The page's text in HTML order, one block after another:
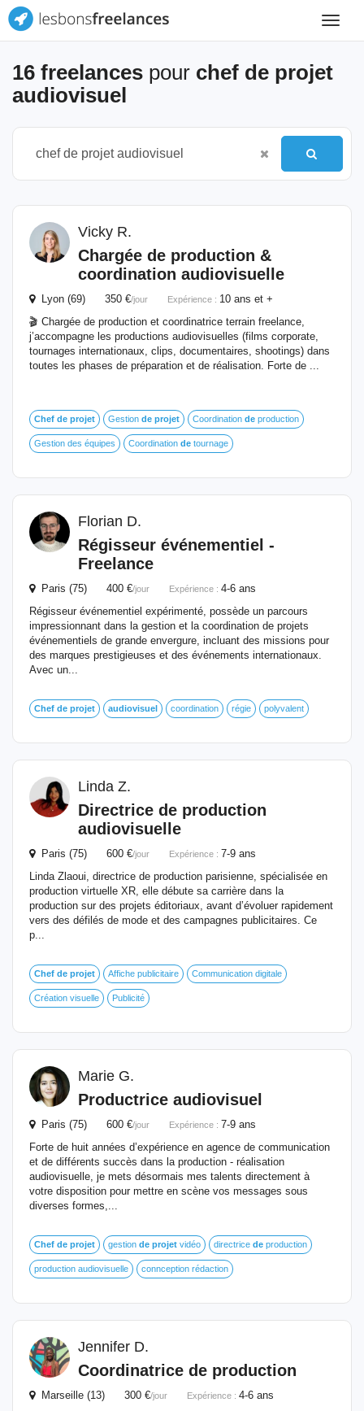
Toggle
16 freelances pour chef de projet
audiovisuel
Vicky R.
Chargée de production &
coordination audiovisuelle
Lyon (69) 350 €/jour Expérience : 10 ans et +
🎬 Chargée de production et coordinatrice terrain freelance,
j’accompagne les productions audiovisuelles (films corporate,
tournages internationaux, clips, documentaires, shootings) dans
toutes les phases de préparation et de réalisation. Forte de ...
Chef de projet Gestion de projet Coordination de production
Gestion des équipes Coordination de tournage
Florian D.
Régisseur événementiel -
Freelance
Paris (75) 400 €/jour Expérience : 4-6 ans
Régisseur événementiel expérimenté, possède un parcours
impressionnant dans la gestion et la coordination de projets
événementiels de grande envergure, incluant des missions pour
des marques prestigieuses et des événements internationaux.
Avec un...
Chef de projet audiovisuel coordination régie polyvalent
Linda Z.
Directrice de production
audiovisuelle
Paris (75) 600 €/jour Expérience : 7-9 ans
Linda Zlaoui, directrice de production parisienne, spécialisée en
production virtuelle XR, elle débute sa carrière dans la
production sur des projets éditoriaux, avant d’évoluer rapidement
vers des défilés de mode et des campagnes publicitaires. Ce
p...
Chef de projet Affiche publicitaire Communication digitale
Création visuelle Publicité
Marie G.
Productrice audiovisuel
Paris (75) 600 €/jour Expérience : 7-9 ans
Forte de huit années d’expérience en agence de communication
et de différents succès dans la production - réalisation
audiovisuelle, je mets désormais mes talents directement à
votre disposition pour mettre en scène vos messages sous
diverses formes,...
Chef de projet gestion de projet vidéo directrice de production
production audiovisuelle connception rédaction
Jennifer D.
Coordinatrice de production
Marseille (13) 300 €/jour Expérience : 4-6 ans